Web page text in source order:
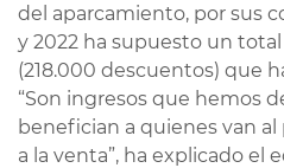
del aparcamiento, por sus
y 2022 ha supuesto un total
(218.000 descuentos) que
“Son ingresos que hemos
benefician a quienes van
a la venta”, ha explicado el